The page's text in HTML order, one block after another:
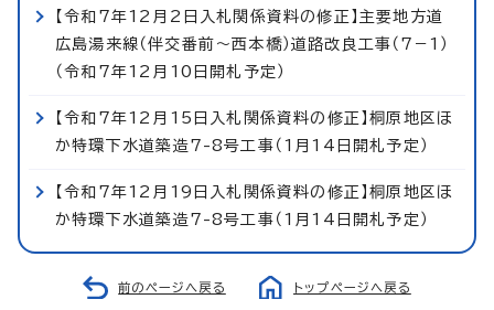
【令和7年12月2日入札関係資料の修正】主要地方道
広島湯来線（伴交番前～西本橋）道路改良工事（7−1）
（令和7年12月10日開札予定）
【令和7年12月15日入札関係資料の修正】桐原地区ほ
か特環下水道築造7-8号工事（1月14日開札予定）
【令和7年12月19日入札関係資料の修正】桐原地区ほ
か特環下水道築造7-8号工事（1月14日開札予定）
前のページへ戻る トップページへ戻る